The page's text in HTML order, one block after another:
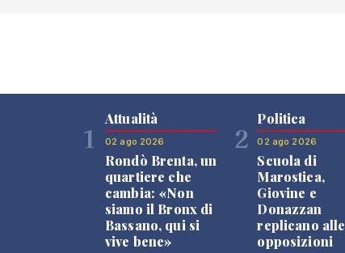
1
Attualità
02 ago 2026
Rondò Brenta, un
quartiere che
cambia: «Non
siamo il Bronx di
Bassano, qui si
vive bene»
2
Politica
02 ago 2026
Scuola di
Marostica,
Giovine e
Donazzan
replicano alle
opposizioni